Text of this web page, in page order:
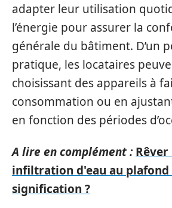
adapter leur utilisation
l’énergie pour assurer la
générale du bâtiment. D’un
pratique, les locataires
choisissant des appareils à
consommation ou en
en fonction des périodes
A lire en complément :
infiltration d'eau au plafond
signification ?